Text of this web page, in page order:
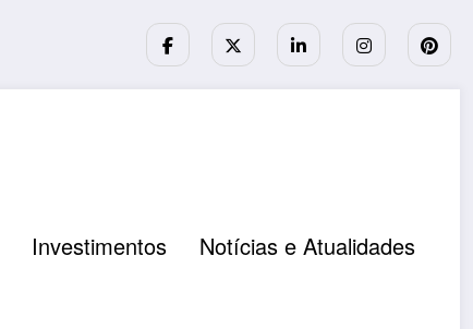
Investimentos Notícias e Atualidades